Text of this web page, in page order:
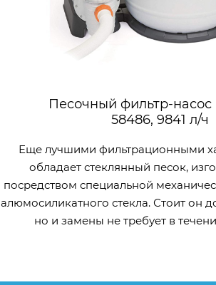
Песочный фильтр-насос
58486, 9841 л/ч
Еще лучшими фильтрационными
обладает стеклянный песок,
посредством специальной
алюмосиликатного стекла. Стоит он
но и замены не требует в